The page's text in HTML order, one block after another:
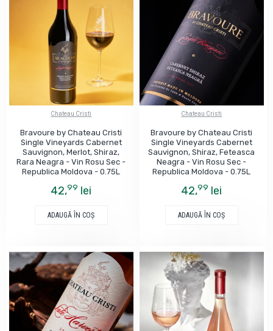
Chateau Cristi
Bravoure by Chateau Cristi
Single Vineyards Cabernet
Sauvignon, Merlot, Shiraz,
Rara Neagra - Vin Rosu Sec -
Republica Moldova - 0.75L
42,99 lei
ADAUGĂ ÎN COŞ
Chateau Cristi
Bravoure by Chateau Cristi
Single Vineyards Cabernet
Sauvignon, Shiraz, Feteasca
Neagra - Vin Rosu Sec -
Republica Moldova - 0.75L
42,99 lei
ADAUGĂ ÎN COŞ